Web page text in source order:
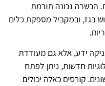
הכשרה נכונה תורמת
בגז, ובמקביל מספקת כלים
ידע, אלא גם מעודדת
חדשות, ניתן לפתח
קורסים כאלה יכולים